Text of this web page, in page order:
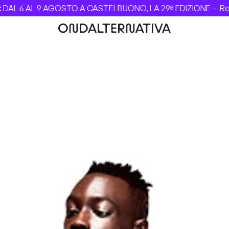
6 AL 9 AGOSTO A CASTELBUONO, LA 29ª EDIZIONE –